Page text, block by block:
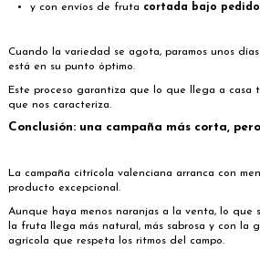
y con envíos de fruta cortada bajo pedido
Cuando la variedad se agota, paramos unos
está en su punto óptimo.
Este proceso garantiza que lo que llega a casa
que nos caracteriza.
Conclusión: una campaña más corta,
La campaña citrícola valenciana arranca con
producto excepcional.
Aunque haya menos naranjas a la venta, lo que
la fruta llega más natural, más sabrosa y con la
agrícola que respeta los ritmos del campo.